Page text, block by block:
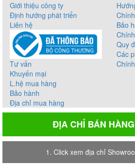
Giới thiệu công ty
Định hướng phát triển
Liên hệ
Tư vấn
Khuyến mại
L.hệ mua hàng
Bảo hành
Địa chỉ mua hàng
Bảo
Quy
Các
ĐỊA CHỈ BÁN
1. Click xem địa chỉ